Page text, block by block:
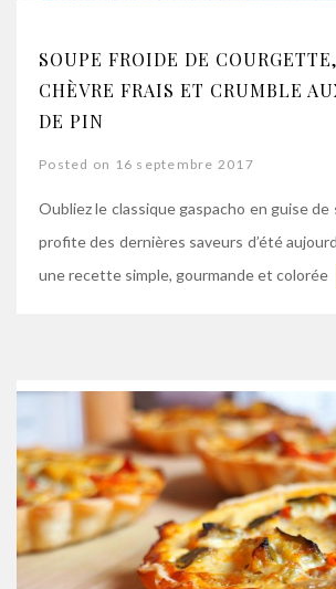
SOUPE FROIDE DE
CHÈVRE FRAIS ET CRUMBLE
DE PIN
Posted on 16 septembre 2017
Oubliez le classique gaspacho en guise
profite des dernières saveurs d’été
une recette simple, gourmande et colorée